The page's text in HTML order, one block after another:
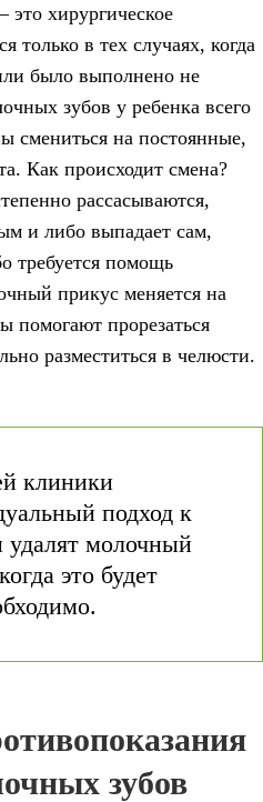
это хирургическое
только в тех случаях, когда
было выполнено не
зубов у ребенка всего
смениться на постоянные,
Как происходит смена?
рассасываются,
и либо выпадает сам,
требуется помощь
прикус меняется на
помогают прорезаться
разместиться в челюсти.
клиники
подход к
молочный
это будет
зубов